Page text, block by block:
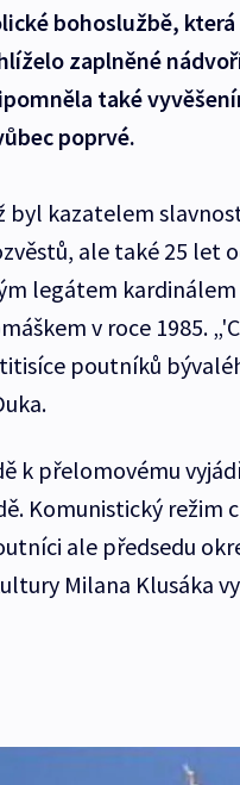
bohoslužbě,
zaplněné
také
poprvé.
byl kazatelem
ale také 25 let
legátem
v roce 1985.
poutníků
k přelomovému
Komunistický režim
ale předsedu
Milana Klusáka